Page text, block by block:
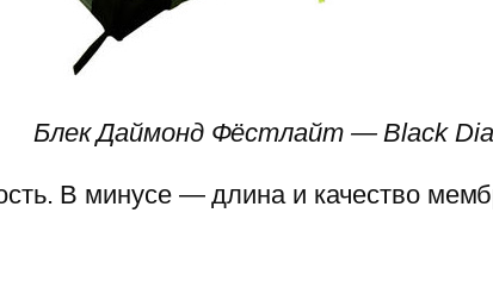
Блек Даймонд Фёстлайт — Black
В минусе — длина и качество